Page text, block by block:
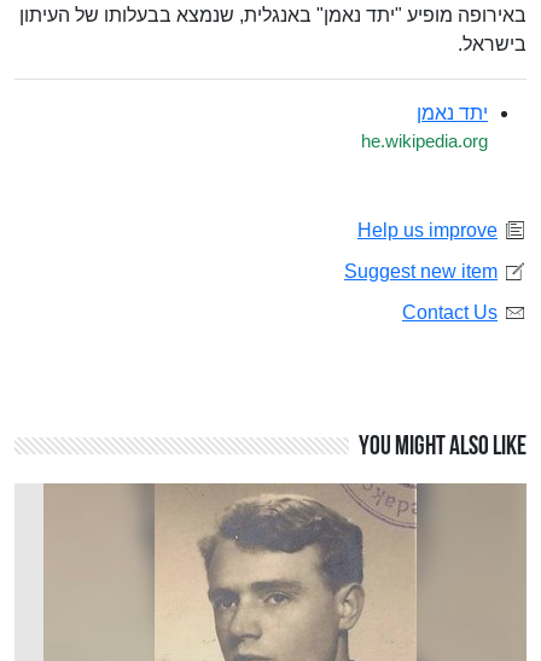
באירופה מופיע "יתד נאמן" באנגלית, שנמצא בבעלותו של העיתון
בישראל.
יתד נאמן
he.wikipedia.org
Help us improve
Suggest new item
Contact Us
You might also like